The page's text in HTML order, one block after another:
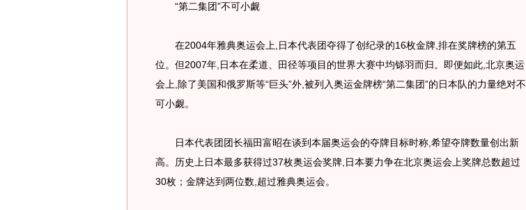
“第二集团”不可小觑
在2004年雅典奥运会上,日本代表团夺得了创纪录的16枚金牌,排在奖牌榜的第五
位。但2007年,日本在柔道、田径等项目的世界大赛中均铩羽而归。即便如此,北京奥运
会上,除了美国和俄罗斯等“巨头”外,被列入奥运金牌榜“第二集团”的日本队的力量绝对不
可小觑。
日本代表团团长福田富昭在谈到本届奥运会的夺牌目标时称,希望夺牌数量创出新
高。历史上日本最多获得过37枚奥运会奖牌,日本要力争在北京奥运会上奖牌总数超过
30枚；金牌达到两位数,超过雅典奥运会。